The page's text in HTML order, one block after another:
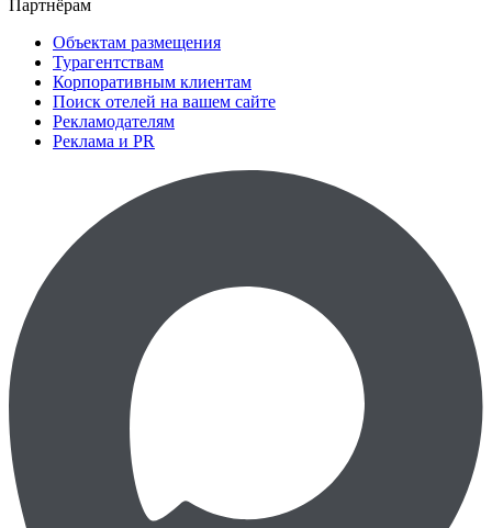
Партнёрам
Объектам размещения
Турагентствам
Корпоративным клиентам
Поиск отелей на вашем сайте
Рекламодателям
Реклама и PR